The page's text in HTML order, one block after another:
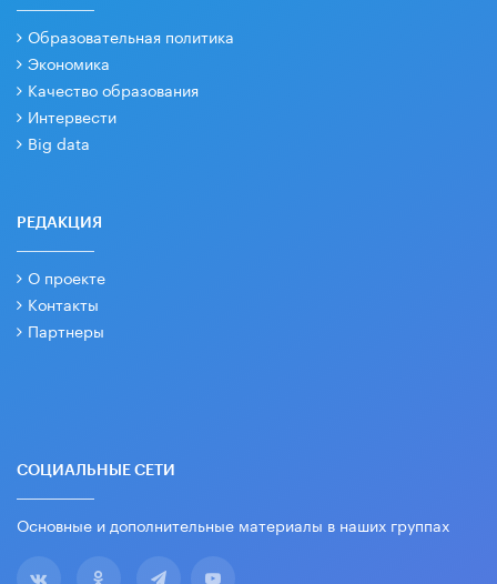
Образовательная политика
Экономика
Качество образования
Интервести
Big data
РЕДАКЦИЯ
О проекте
Контакты
Партнеры
СОЦИАЛЬНЫЕ СЕТИ
Основные и дополнительные материалы в наших группах